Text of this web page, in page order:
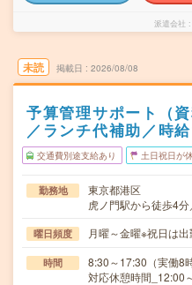
派遣会社
未読 掲載日 2026/08/08
予算管理サポート（
／ランチ代補助／時
交通費別途支給あり 土日祝日が
勤務地
東京都港区
虎ノ門駅から徒歩4
曜日頻度 月曜～金曜※祝日は
時間
8:30～17:30（実働8
対応休憩時間_12:00